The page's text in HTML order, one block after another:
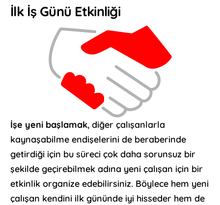
İlk İş Günü Etkinliği
İşe yeni başlamak, diğer çalışanlarla
kaynaşabilme endişelerini de beraberinde
getirdiği için bu süreci çok daha sorunsuz bir
şekilde geçirebilmek adına yeni çalışan için bir
etkinlik organize edebilirsiniz. Böylece hem yeni
çalışan kendini ilk gününde iyi hisseder hem de